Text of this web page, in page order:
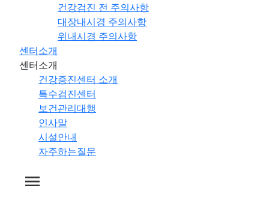
건강검진 전 주의사항
대장내시경 주의사항
위내시경 주의사항
센터소개
센터소개
건강증진센터 소개
특수검진센터
보건관리대행
인사말
시설안내
자주하는질문